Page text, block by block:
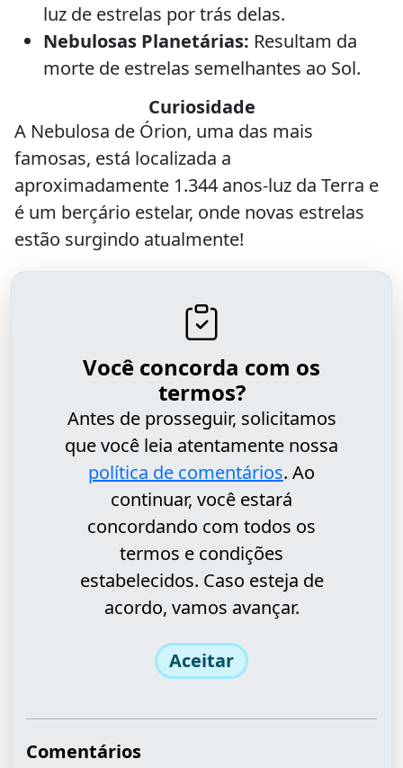
luz de estrelas por trás delas.
Nebulosas Planetárias: Resultam da
morte de estrelas semelhantes ao Sol.
Curiosidade
A Nebulosa de Órion, uma das mais
famosas, está localizada a
aproximadamente 1.344 anos-luz da Terra e
é um berçário estelar, onde novas estrelas
estão surgindo atualmente!
Você concorda com os
termos?
Antes de prosseguir, solicitamos
que você leia atentamente nossa
política de comentários. Ao
continuar, você estará
concordando com todos os
termos e condições
estabelecidos. Caso esteja de
acordo, vamos avançar.
Aceitar
Comentários